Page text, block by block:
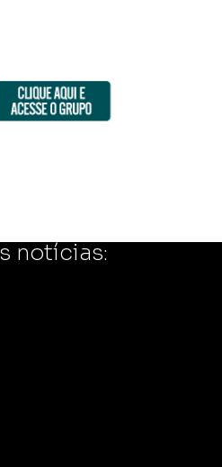
notícias: